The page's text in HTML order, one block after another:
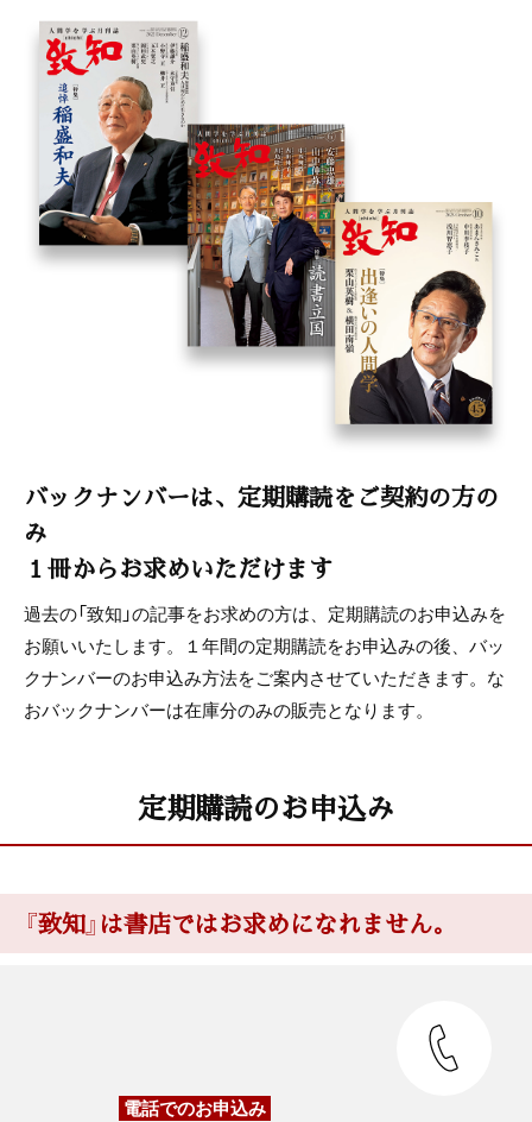
バックナンバーは、定期購読をご契約の方の
み
１冊からお求めいただけます
過去の「致知」の記事をお求めの方は、定期購読のお申込みを
お願いいたします。１年間の定期購読をお申込みの後、バッ
クナンバーのお申込み方法をご案内させていただきます。な
おバックナンバーは在庫分のみの販売となります。
定期購読のお申込み
『致知』は書店ではお求めになれません。
電話でのお申込み